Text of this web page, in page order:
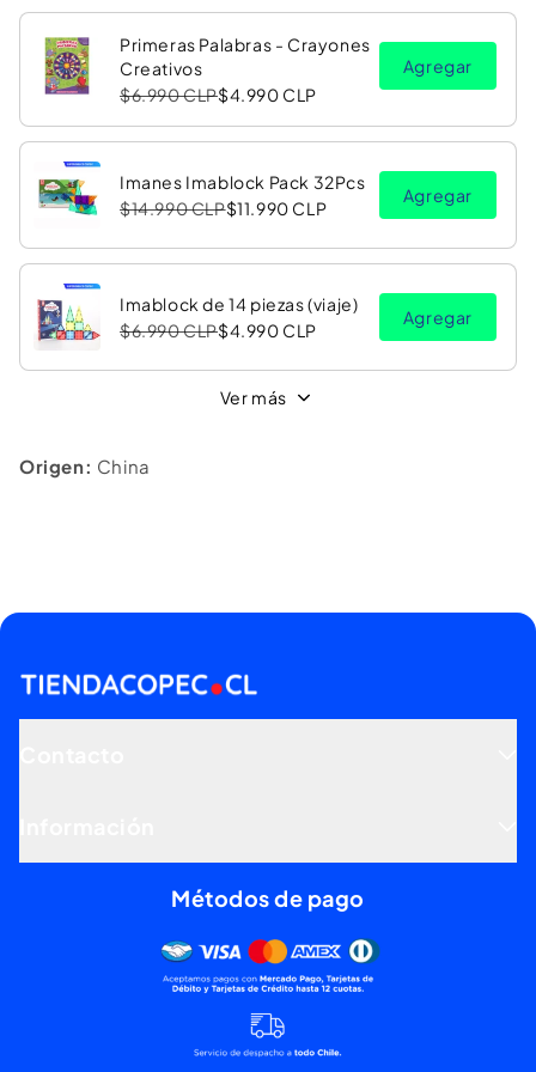
Primeras Palabras - Crayones
Creativos
$6.990 CLP$4.990 CLP
Agregar
Imanes Imablock Pack 32Pcs
$14.990 CLP$11.990 CLP
Agregar
Imablock de 14 piezas (viaje)
$6.990 CLP$4.990 CLP
Agregar
Ver más
Origen: China
Métodos de pago